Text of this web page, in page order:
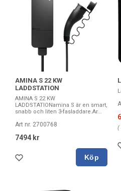
AMINA S 22 KW
LADDSTATION
AMINA S 22 KW
LADDSTATIONamina S är en smart,
snabb och liten 3-fasladdare.Ar...
Art nr. 2700768
7494 kr
Köp
(